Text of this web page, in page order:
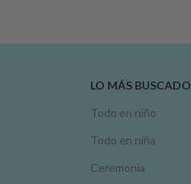
LO MÁS BUSCADO
Todo en niño
Todo en niña
Ceremonia